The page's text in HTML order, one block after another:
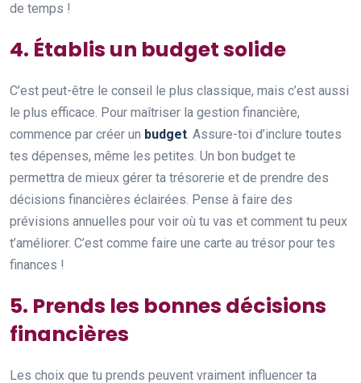
de temps !
4. Établis un budget solide
C’est peut-être le conseil le plus classique, mais c’est aussi
le plus efficace. Pour maîtriser la gestion financière,
commence par créer un budget. Assure-toi d’inclure toutes
tes dépenses, même les petites. Un bon budget te
permettra de mieux gérer ta trésorerie et de prendre des
décisions financières éclairées. Pense à faire des
prévisions annuelles pour voir où tu vas et comment tu peux
t’améliorer. C’est comme faire une carte au trésor pour tes
finances !
5. Prends les bonnes décisions
financières
Les choix que tu prends peuvent vraiment influencer ta